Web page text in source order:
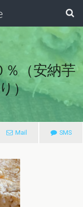
（安納芋
）
Mail SMS